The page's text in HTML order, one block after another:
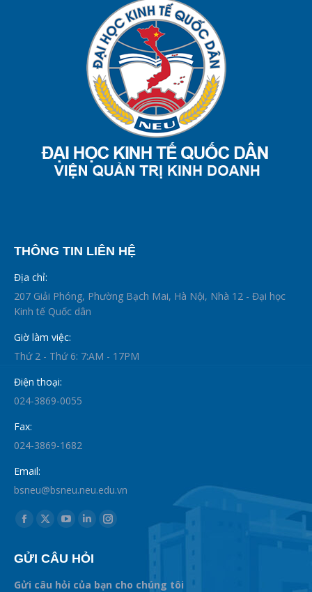
THÔNG TIN LIÊN HỆ
Địa chỉ:
207 Giải Phóng, Phường Bạch Mai, Hà Nội, Nhà 12 - Đại học
Kinh tế Quốc dân
Giờ làm việc:
Thứ 2 - Thứ 6: 7:AM - 17PM
Điện thoại:
024-3869-0055
Fax:
024-3869-1682
Email:
bsneu@bsneu.neu.edu.vn
Find us on:
Facebook
opens
in
X
opens
in
YouTube
opens
in
Linkedin
opens
in
Instagram
in
GỬI CÂU HỎI
Gửi câu hỏi của bạn cho chúng tôi